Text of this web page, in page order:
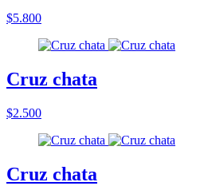
$5.800
Cruz chata
$2.500
Cruz chata